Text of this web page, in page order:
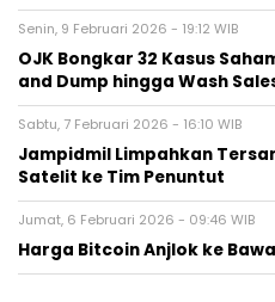
Senin, 9 Februari 2026 - 19:12 WIB
OJK Bongkar 32 Kasus
and Dump hingga Wash
Sabtu, 7 Februari 2026 - 16:10 WIB
Jampidmil Limpahkan
Satelit ke Tim Penuntut
Jumat, 6 Februari 2026 - 09:46 WIB
Harga Bitcoin Anjlok ke